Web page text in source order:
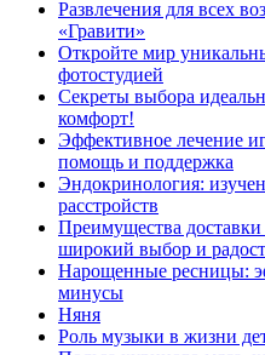
Развлечения для всех
«Гравити»
Откройте мир
фотостудией
Секреты выбора
комфорт!
Эффективное лечение
помощь и поддержка
Эндокринология:
расстройств
Преимущества доставки
широкий выбор и
Нарощенные ресницы:
минусы
Няня
Роль музыки в жизни